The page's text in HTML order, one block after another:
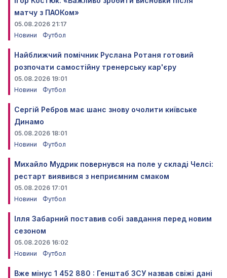
матчу з ПАОКом»
05.08.2026 21:17
Новини
Футбол
Найближчий помічник Руслана Ротаня готовий
розпочати самостійну тренерську кар'єру
05.08.2026 19:01
Новини
Футбол
Сергій Ребров має шанс знову очолити київське
Динамо
05.08.2026 18:01
Новини
Футбол
Михайло Мудрик повернувся на поле у складі Челсі:
рестарт виявився з неприємним смаком
05.08.2026 17:01
Новини
Футбол
Ілля Забарний поставив собі завдання перед новим
сезоном
05.08.2026 16:02
Новини
Футбол
Вже мінус 1 452 880 : Генштаб ЗСУ назвав свіжі дані